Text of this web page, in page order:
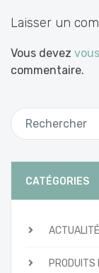
Laisser un
Vous devez
commentaire.
CATÉGORIES
ACTUALITÉ
PRODUITS